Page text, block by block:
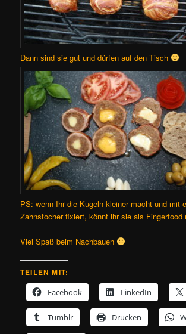
Dann sind sie gut und dürfen auf den Tisch
PS: wenn Ihr die Kugeln kleiner macht und mit
Zahnstocher fixiert, könnt ihr sie als Fingerfood
Viel Spaß beim Nachbauen
TEILEN MIT:
Facebook
LinkedIn
Tumblr Drucken